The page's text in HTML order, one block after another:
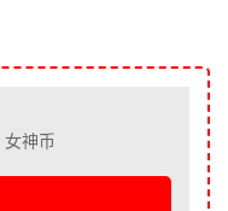
女神币